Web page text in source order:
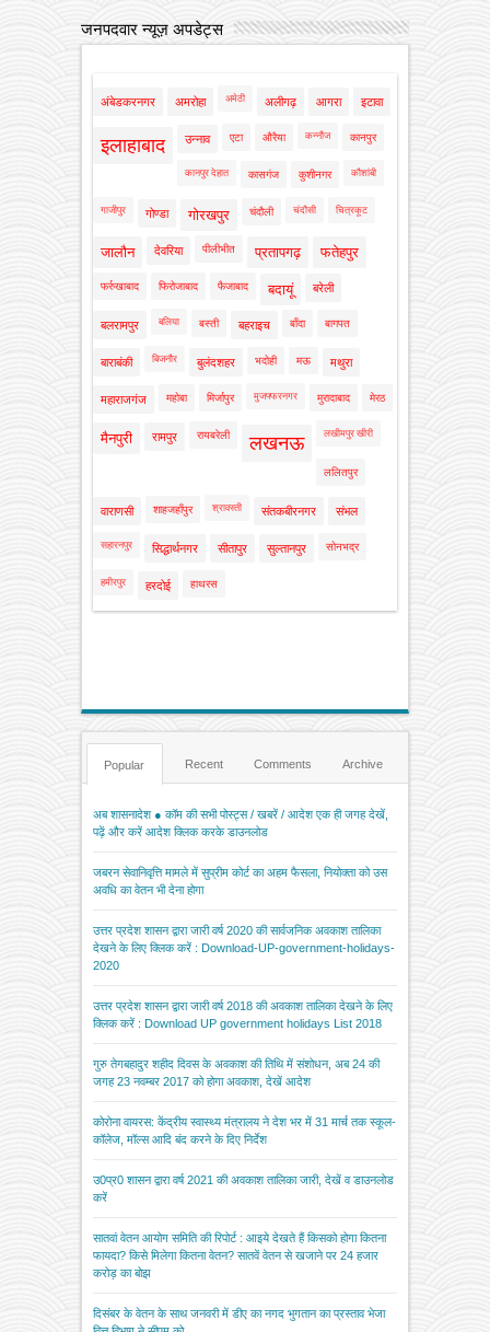
जनपदवार न्यूज़ अपडेट्स
अंबेडकरनगर अमरोहा अमेठी अलीगढ़ आगरा इटावा
इलाहाबाद उन्नाव एटा औरैया कन्नौज कानपुर
कानपुर देहात कासगंज कुशीनगर कौशांबी
गाजीपुर गोण्डा गोरखपुर चंदौली चंदौसी चित्रकूट
जालौन देवरिया पीलीभीत प्रतापगढ़ फतेहपुर
फर्रुखाबाद फिरोजाबाद फैजाबाद बदायूं बरेली
बलरामपुर बलिया बस्ती बहराइच बाँदा बागपत
बाराबंकी बिजनौर बुलंदशहर भदोही मऊ मथुरा
महाराजगंज महोबा मिर्जापुर मुजफ्फरनगर मुरादाबाद मेरठ
मैनपुरी रामपुर रायबरेली लखनऊ लखीमपुर खीरी
ललितपुर
वाराणसी शाहजहाँपुर श्रावस्ती संतकबीरनगर संभल
सहारनपुर सिद्धार्थनगर सीतापुर सुल्तानपुर सोनभद्र
हमीरपुर हरदोई हाथरस
Popular Recent Comments Archive
अब शासनादेश ● कॉम की सभी पोस्ट्स / खबरें / आदेश एक ही जगह देखें,
पढ़ें और करें आदेश क्लिक करके डाउनलोड
जबरन सेवानिवृत्ति मामले में सुप्रीम कोर्ट का अहम फैसला, नियोक्ता को उस
अवधि का वेतन भी देना होगा
उत्तर प्रदेश शासन द्वारा जारी वर्ष 2020 की सार्वजनिक अवकाश तालिका
देखने के लिए क्लिक करें : Download-UP-government-holidays-
2020
उत्तर प्रदेश शासन द्वारा जारी वर्ष 2018 की अवकाश तालिका देखने के लिए
क्लिक करें : Download UP government holidays List 2018
गुरु तेगबहादुर शहीद दिवस के अवकाश की तिथि में संशोधन, अब 24 की
जगह 23 नवम्बर 2017 को होगा अवकाश, देखें आदेश
कोरोना वायरस: केंद्रीय स्वास्थ्य मंत्रालय ने देश भर में 31 मार्च तक स्कूल-
कॉलेज, मॉल्स आदि बंद करने के दिए निर्देश
उ0प्र0 शासन द्वारा वर्ष 2021 की अवकाश तालिका जारी, देखें व डाउनलोड
करें
सातवां वेतन आयोग समिति की रिपोर्ट : आइये देखते हैं किसको होगा कितना
फायदा? किसे मिलेगा कितना वेतन? सातवें वेतन से खजाने पर 24 हजार
करोड़ का बोझ
दिसंबर के वेतन के साथ जनवरी में डीए का नगद भुगतान का प्रस्ताव भेजा